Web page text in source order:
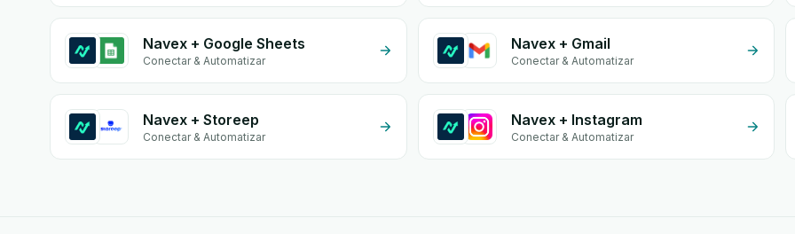
Navex + Google Sheets
Conectar & Automatizar
Navex + Gmail
Conectar & Automatizar
Navex + Storeep
Conectar & Automatizar
Navex + Instagram
Conectar & Automatizar